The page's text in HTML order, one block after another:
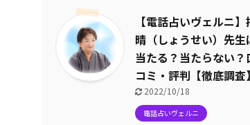
【電話占いヴェルニ】
晴（しょうせい）先生
当たる？当たらない？
コミ・評判【徹底調査】
2022/10/18
電話占いヴェルニ